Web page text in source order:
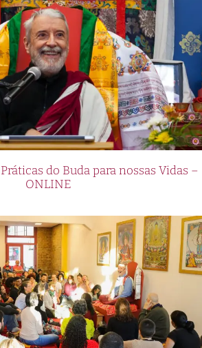
do Buda para nossas Vidas –
ONLINE